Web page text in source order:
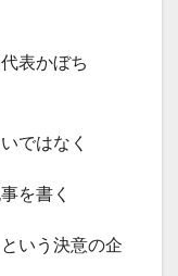
表かぼち
ではなく
を書く
いう決意の企